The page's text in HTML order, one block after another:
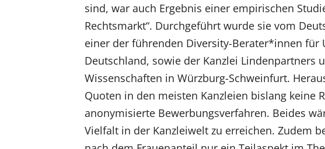
sind, war auch Ergebnis einer empirischen
Rechtsmarkt“. Durchgeführt wurde sie vom
einer der führenden Diversity-Berater*innen für
Deutschland, sowie der Kanzlei Lindenpartners
Wissenschaften in Würzburg-Schweinfurt.
Quoten in den meisten Kanzleien bislang keine
anonymisierte Bewerbungsverfahren. Beides
Vielfalt in der Kanzleiwelt zu erreichen. Zudem